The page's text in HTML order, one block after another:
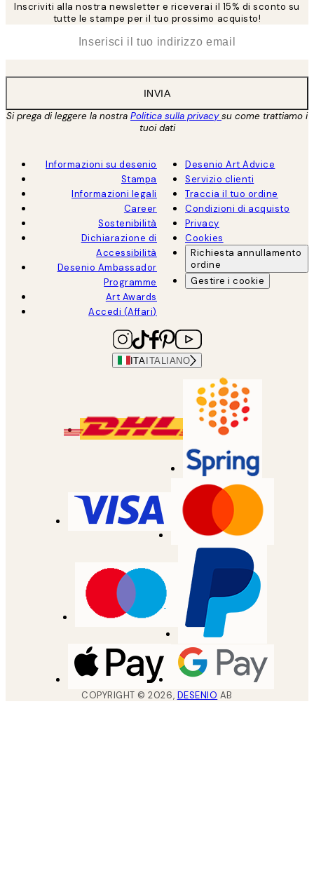
Inscriviti alla nostra newsletter e riceverai il 15% di sconto su
tutte le stampe per il tuo prossimo acquisto!
INVIA
Si prega di leggere la nostra Politica sulla privacysu come trattiamo i
tuoi dati
Informazioni su desenio
Stampa
Informazioni legali
Career
Sostenibilità
Dichiarazione di
Accessibilità
Desenio Ambassador
Programme
Art Awards
Accedi (Affari)
Desenio Art Advice
Servizio clienti
Traccia il tuo ordine
Condizioni di acquisto
Privacy
Cookies
Richiesta annullamento
ordine
Gestire i cookie
ITA ITALIANO
COPYRIGHT ©2026, DESENIO AB